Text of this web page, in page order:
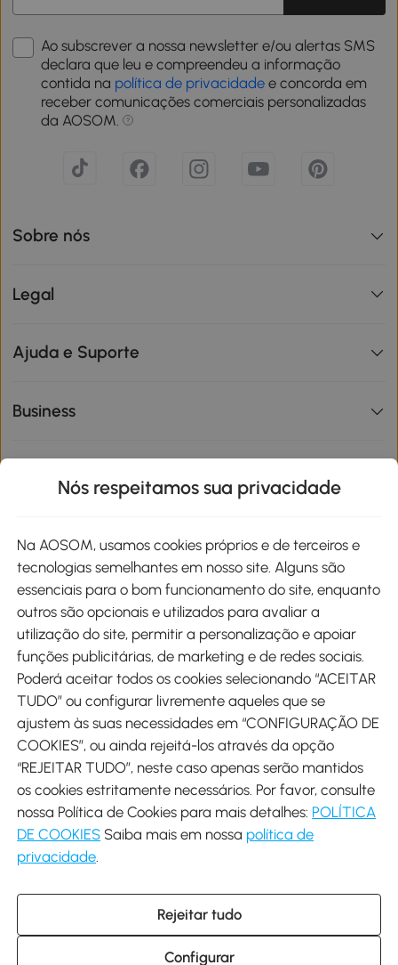
Ao subscrever a nossa newsletter e/ou alertas SMS
declara que leu e compreendeu a informação
contida na política de privacidade e concorda em
receber comunicações comerciais personalizadas
da AOSOM.
Sobre nós
Legal
Ajuda e Suporte
Business
Métodos de pagamento
Envio
Descarregar Aosom App
Google Play
+34 931 294 512 (Seg-Sex das 7:30 às 16:30h)
info@aosom.pt
C/ Roc Gros, nº 15. 08550 Els Hostalets de Balenyà (Barcelona),
Nós respeitamos sua privacidade
Na AOSOM, usamos cookies próprios e de terceiros e
tecnologias semelhantes em nosso site. Alguns são
essenciais para o bom funcionamento do site, enquanto
outros são opcionais e utilizados para avaliar a
utilização do site, permitir a personalização e apoiar
funções publicitárias, de marketing e de redes sociais.
Poderá aceitar todos os cookies selecionando “ACEITAR
TUDO” ou configurar livremente aqueles que se
ajustem às suas necessidades em “CONFIGURAÇÃO DE
COOKIES”, ou ainda rejeitá-los através da opção
“REJEITAR TUDO”, neste caso apenas serão mantidos
os cookies estritamente necessários. Por favor, consulte
nossa Política de Cookies para mais detalhes: POLÍTICA
DE COOKIES Saiba mais em nossa política de
privacidade
Rejeitar tudo
Configurar